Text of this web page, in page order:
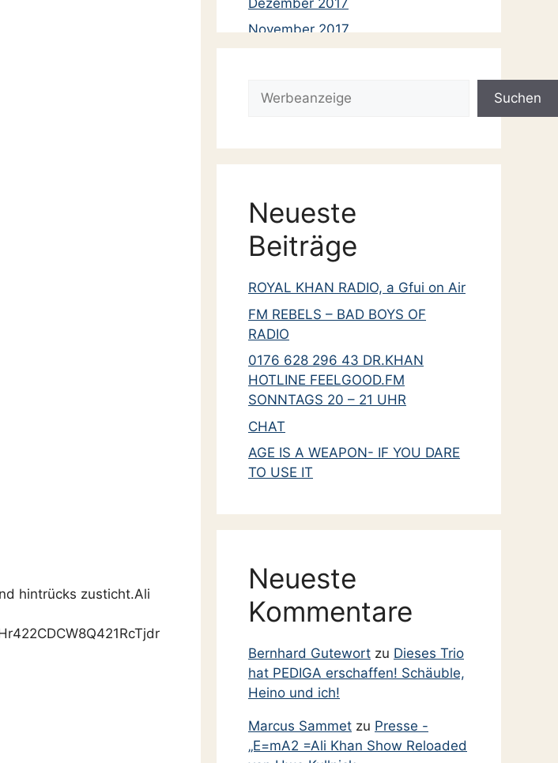
hintrücks zusticht.Ali
November 2017
Dezember 2016
Januar 2016
November 2015
Oktober 2015
August 2015
Mai 2015
März 2015
Januar 2015
Dezember 2014
November 2014
Oktober 2014
August 2014
Juni 2014
Mai 2014
März 2014
Februar 2014
Januar 2014
Dezember 2013
Suchen
Suchen
Neueste
Beiträge
ROYAL KHAN RADIO, a Gfui on Air
FM REBELS – BAD BOYS OF
RADIO
0176 628 296 43 DR.KHAN
HOTLINE FEELGOOD.FM
SONNTAGS 20 – 21 UHR
CHAT
AGE IS A WEAPON- IF YOU DARE
TO USE IT
Neueste
Kommentare
Bernhard Gutewort zu Dieses Trio
hat PEDIGA erschaffen! Schäuble,
Heino und ich!
Marcus Sammet zu Presse -
„E=mA2 =Ali Khan Show Reloaded